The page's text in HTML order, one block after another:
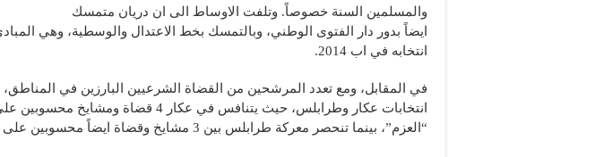
والمسلمين السنة خصوصاً. وتلفت الاوساط الى ان دريان متمسك
ايضاً بدور دار الفتوى الوطني، وبالتمسك بخط الاعتدال والوسطية، وهي
انتخابه في اب 2014.
في المقابل، ومع تعدد المرشحين من القضاة الشرعيين البارزين في المناطق،
انتخابات عكار وطرابلس، حيث يتنافس في عكار 4 قضاة
“العزم”، بينما تنحصر معركة طرابلس بين 3 مشايخ وقضاة ايضاً محسوبين على “المستقبل” و”العزم”.